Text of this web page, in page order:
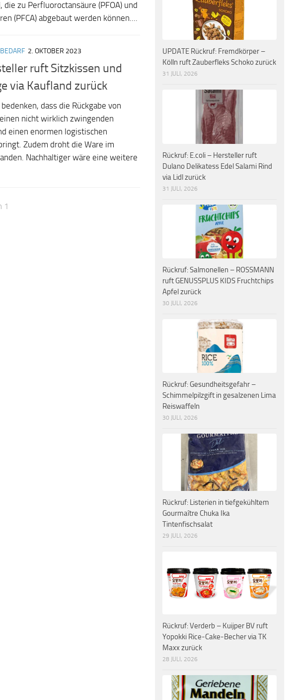
zu Perfluoroctansäure (PFOA) und
(PFCA) abgebaut werden können....
2. OKTOBER 2023
ruft Sitzkissen und
via Kaufland zurück
dass die Rückgabe von
nicht wirklich zwingenden
einen enormen logistischen
Zudem droht die Ware im
Nachhaltiger wäre eine weitere
1
UPDATE Rückruf: Fremdkörper –
Kölln ruft Zauberfleks Schoko zurück
31 JULI, 2026
Rückruf: E.coli – Hersteller ruft
Dulano Delikatess Edel Salami Rind
via Lidl zurück
31 JULI, 2026
Rückruf: Salmonellen – ROSSMANN
ruft GENUSSPLUS KIDS Fruchtchips
Apfel zurück
30 JULI, 2026
Rückruf: Gesundheitsgefahr –
Schimmelpilzgift in gesalzenen Lima
Reiswaffeln
30 JULI, 2026
Rückruf: Listerien in tiefgekühltem
Gourmaître Chuka Ika
Tintenfischsalat
29 JULI, 2026
Rückruf: Verderb – Kuijper BV ruft
Yopokki Rice-Cake-Becher via TK
Maxx zurück
28 JULI, 2026